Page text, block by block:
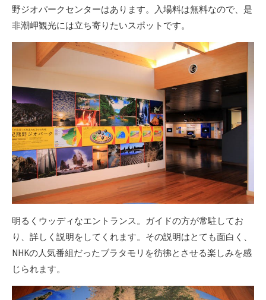
野ジオパークセンターはあります。入場料は無料なので、是
非潮岬観光には立ち寄りたいスポットです。
明るくウッディなエントランス。ガイドの方が常駐してお
り、詳しく説明をしてくれます。その説明はとても面白く、
NHKの人気番組だったブラタモリを彷彿とさせる楽しみを感
じられます。